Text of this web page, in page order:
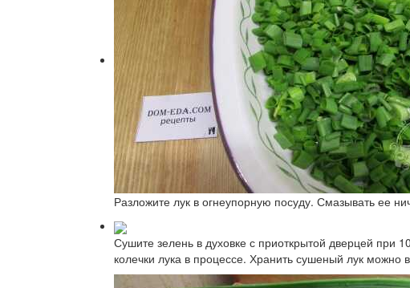
Разложите лук в огнеупорную посуду. Смазывать ее
Сушите зелень в духовке с приоткрытой дверцей при
колечки лука в процессе. Хранить сушеный лук